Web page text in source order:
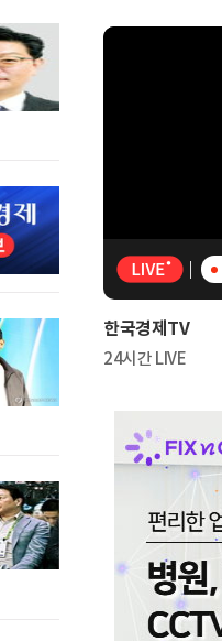
한국경제TV
24시간 LIVE